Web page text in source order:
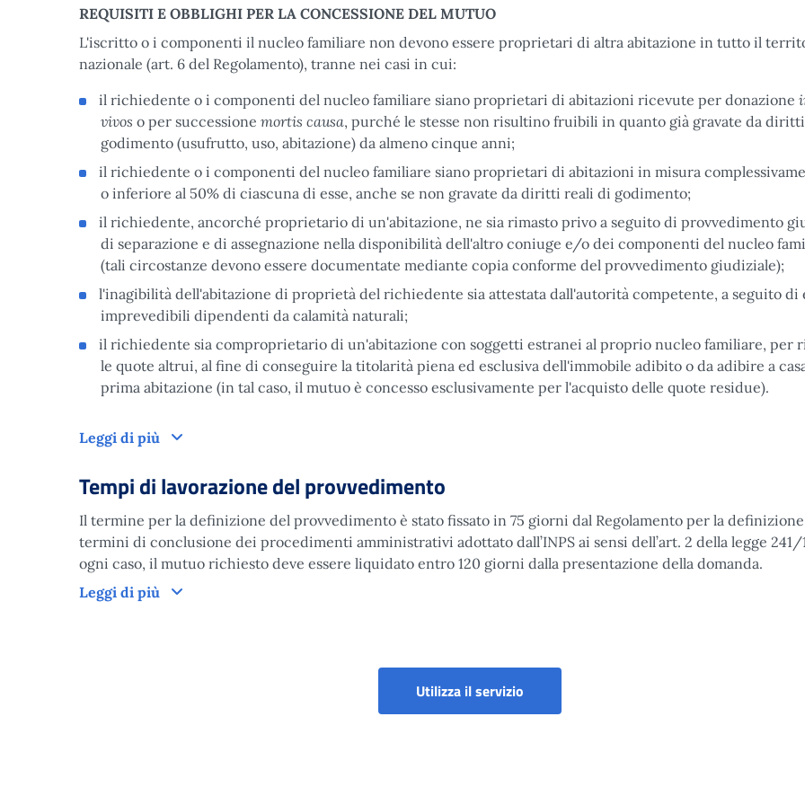
REQUISITI E OBBLIGHI PER LA CONCESSIONE DEL MUTUO
L'iscritto o i componenti il nucleo familiare non devono essere proprietari di altra abitazione in tutto il
nazionale (art. 6 del Regolamento), tranne nei casi in cui:
il richiedente o i componenti del nucleo familiare siano proprietari di abitazioni ricevute per donazione
vivos o per successione mortis causa, purché le stesse non risultino fruibili in quanto già gravate da
godimento (usufrutto, uso, abitazione) da almeno cinque anni;
il richiedente o i componenti del nucleo familiare siano proprietari di abitazioni in misura
o inferiore al 50% di ciascuna di esse, anche se non gravate da diritti reali di godimento;
il richiedente, ancorché proprietario di un'abitazione, ne sia rimasto privo a seguito di provvedimento
di separazione e di assegnazione nella disponibilità dell'altro coniuge e/o dei componenti del nucleo
(tali circostanze devono essere documentate mediante copia conforme del provvedimento giudiziale);
l'inagibilità dell'abitazione di proprietà del richiedente sia attestata dall'autorità competente, a seguito di
imprevedibili dipendenti da calamità naturali;
il richiedente sia comproprietario di un'abitazione con soggetti estranei al proprio nucleo familiare, per
le quote altrui, al fine di conseguire la titolarità piena ed esclusiva dell'immobile adibito o da adibire a
prima abitazione (in tal caso, il mutuo è concesso esclusivamente per l'acquisto delle quote residue).
Leggi di più Domanda
Tempi di lavorazione del provvedimento
Il termine per la definizione del provvedimento è stato fissato in 75 giorni dal Regolamento per la
termini di conclusione dei procedimenti amministrativi adottato dall’INPS ai sensi dell’art. 2 della legge 241/
ogni caso, il mutuo richiesto deve essere liquidato entro 120 giorni dalla presentazione della domanda.
Leggi di più
Tempi di lavorazione del provvedimento
Utilizza il servizioMutui ipotecari edilizi - Nuova Domanda